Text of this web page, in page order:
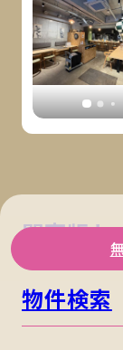
関東版ト
物件検索